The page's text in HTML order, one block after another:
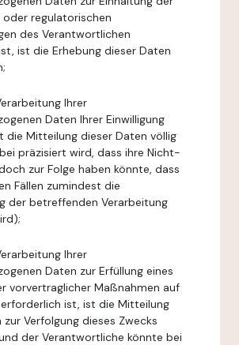
regulatorischen
des Verantwortlichen
ist die Erhebung dieser Daten
Ihrer
Daten Ihrer Einwilligung
die Mitteilung dieser Daten völlig
präzisiert wird, dass ihre Nicht-
zur Folge haben könnte, dass
Fällen zumindest die
der betreffenden Verarbeitung
Ihrer
Daten zur Erfüllung eines
vorvertraglicher Maßnahmen auf
ist, ist die Mitteilung
Verfolgung dieses Zwecks
der Verantwortliche könnte bei